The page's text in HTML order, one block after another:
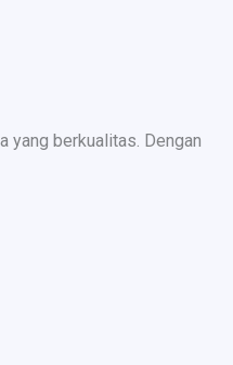
yang berkualitas. Dengan